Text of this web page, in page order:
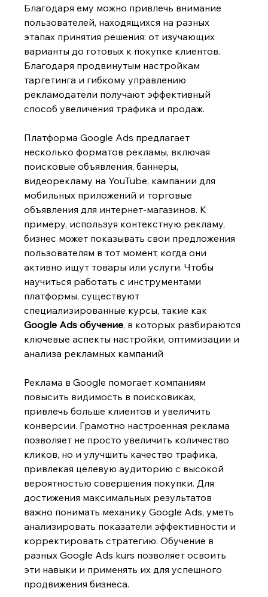
Благодаря ему можно привлечь внимание
пользователей, находящихся на разных
этапах принятия решения: от изучающих
варианты до готовых к покупке клиентов.
Благодаря продвинутым настройкам
таргетинга и гибкому управлению
рекламодатели получают эффективный
способ увеличения трафика и продаж.
Платформа Google Ads предлагает
несколько форматов рекламы, включая
поисковые объявления, баннеры,
видеорекламу на YouTube, кампании для
мобильных приложений и торговые
объявления для интернет-магазинов. К
примеру, используя контекстную рекламу,
бизнес может показывать свои предложения
пользователям в тот момент, когда они
активно ищут товары или услуги. Чтобы
научиться работать с инструментами
платформы, существуют
специализированные курсы, такие как
Google Ads обучение, в которых разбираются
ключевые аспекты настройки, оптимизации и
анализа рекламных кампаний
Реклама в Google помогает компаниям
повысить видимость в поисковиках,
привлечь больше клиентов и увеличить
конверсии. Грамотно настроенная реклама
позволяет не просто увеличить количество
кликов, но и улучшить качество трафика,
привлекая целевую аудиторию с высокой
вероятностью совершения покупки. Для
достижения максимальных результатов
важно понимать механику Google Ads, уметь
анализировать показатели эффективности и
корректировать стратегию. Обучение в
разных Google Ads kurs позволяет освоить
эти навыки и применять их для успешного
продвижения бизнеса.